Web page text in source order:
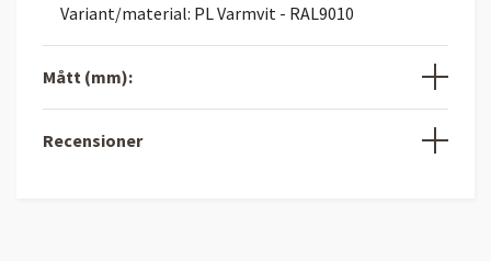
Variant/material: PL Varmvit - RAL9010
Mått (mm):
Recensioner